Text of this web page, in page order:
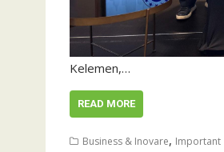
Kelemen,…
READ MORE
Business & Inovare, Important